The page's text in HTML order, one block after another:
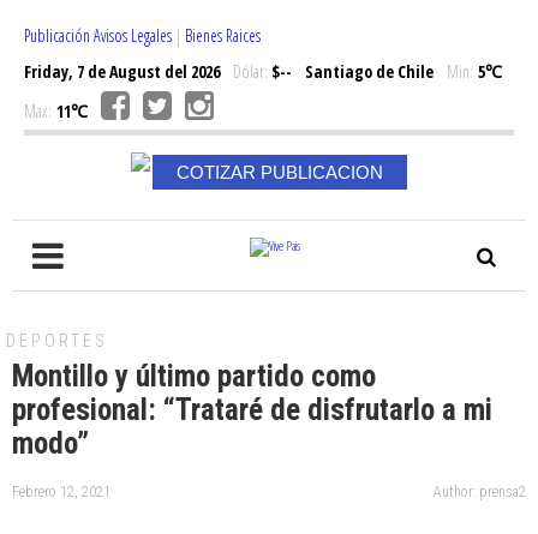
Publicación Avisos Legales | Bienes Raices
Friday, 7 de August del 2026Dólar: $-- Santiago de Chile Min: 5℃
Max: 11℃
COTIZAR PUBLICACION
DEPORTES
Montillo y último partido como
profesional: “Trataré de disfrutarlo a mi
modo”
Febrero 12, 2021 Author: prensa2